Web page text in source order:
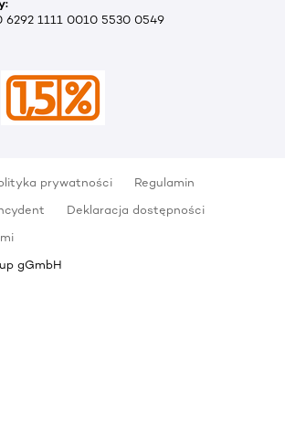
6292 1111 0010 5530 0549
prywatności
Regulamin
Deklaracja dostępności
gGmbH